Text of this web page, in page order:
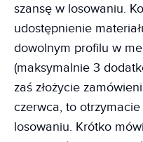
szansę w losowaniu.
udostępnienie
dowolnym profilu w
(maksymalnie 3
zaś złożycie
czerwca, to
losowaniu. Krótko